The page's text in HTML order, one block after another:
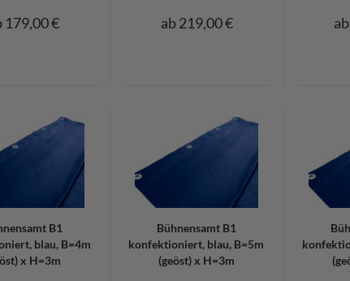
179,00 € ab 219,00 €
B1
blau, B=4m
x H=3m
Bühnensamt B1
konfektioniert, blau, B=5m
(geöst) x H=3m